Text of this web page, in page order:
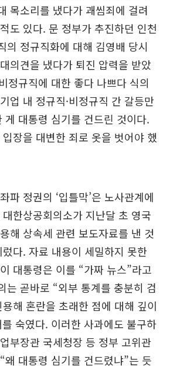
목소리를 냈다가 괘씸죄에 걸려
도 있다. 문 정부가 추진하던 인천
의 정규직화에 대해 김영배 당시
의견을 냈다가 퇴진 압력을 받았
정규직에 대한 좋다 나쁘다 식의
업 내 정규직·비정규직 간 갈등만
게 대통령 심기를 건드린 것이다.
장을 대변한 죄로 옷을 벗어야 했
파 정권의 ‘입틀막’은 노사관계에
한상공회의소가 지난달 초 영국
해 상속세 관련 보도자료를 낸 것
다. 자료 내용이 세밀하지 못한
대통령은 이를 “가짜 뉴스”라고
는 곧바로 “외부 통계를 충분히 검
해 혼란을 초래한 점에 대해 깊이
숙였다. 이러한 사과에도 불구하
부장관 국세청장 등 정부 고위관
왜 대통령 심기를 건드렸냐”는 듯